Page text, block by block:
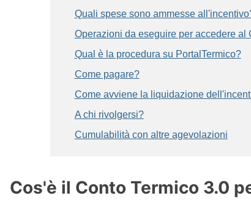
Quali spese sono ammesse
Operazioni da eseguire per accedere al
Qual è la procedura su PortalTermico?
Come pagare?
Come avviene la liquidazione
A chi rivolgersi?
Cumulabilità con altre agevolazioni
Cos'è il Conto Termico 3.0